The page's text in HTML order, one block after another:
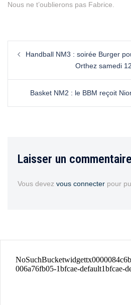
Nous ne t’oublierons pas Fabrice.
Handball NM3 : soirée Burger
Orthez samedi
Basket NM2 : le BBM reçoit
Laisser un commentaire
Vous devez vous connecter pour